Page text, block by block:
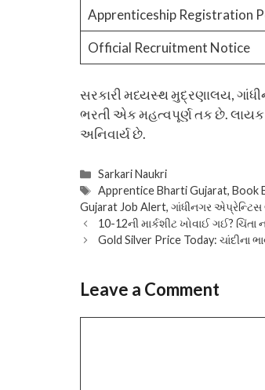
Apprenticeship Registration
Official Recruitment Notice
સરકારી મધ્યસ્થ મુદ્રણાલય,
ભરતી એક મહત્વપૂર્ણ તક છે. લાયક
અનિવાર્ય છે.
Categories
Sarkari Naukri
Tags
Apprentice Bharti Gujarat,Book
Gujarat Job Alert, ગાંધીનગર એપ્રેન્ટિસ
10-12ની માર્કશીટ ખોવાઈ ગઈ?
Gold Silver Price Today: ચાંદીના
Leave a Comment